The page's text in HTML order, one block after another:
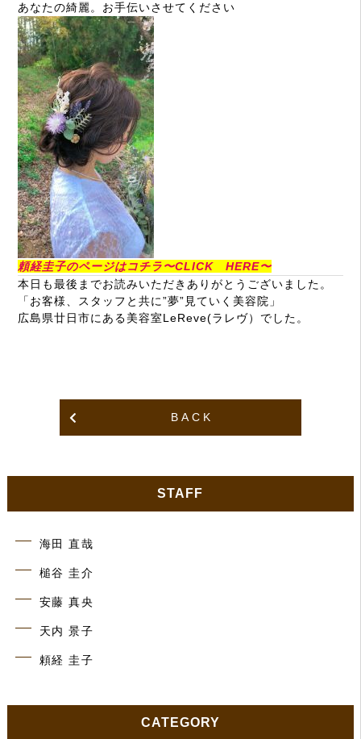
あなたの綺麗。お手伝いさせてください
頼経圭子のページはコチラ〜CLICK HERE〜
本日も最後までお読みいただきありがとうございました。
「お客様、スタッフと共に”夢”見ていく美容院」
広島県廿日市にある美容室LeReve(ラレヴ）でした。
BACK
STAFF
海田 直哉
槌谷 圭介
安藤 真央
天内 景子
頼経 圭子
CATEGORY